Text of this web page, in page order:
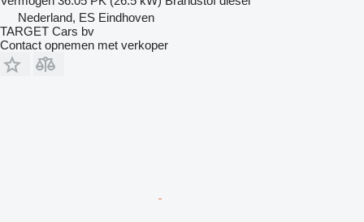
Nederland, ES Eindhoven
TARGET Cars bv
Contact opnemen met verkoper